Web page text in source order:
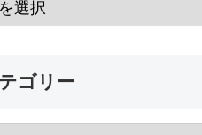
ゴリー